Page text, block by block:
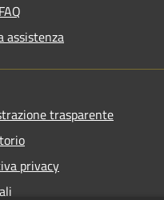
assistenza
trasparente
privacy